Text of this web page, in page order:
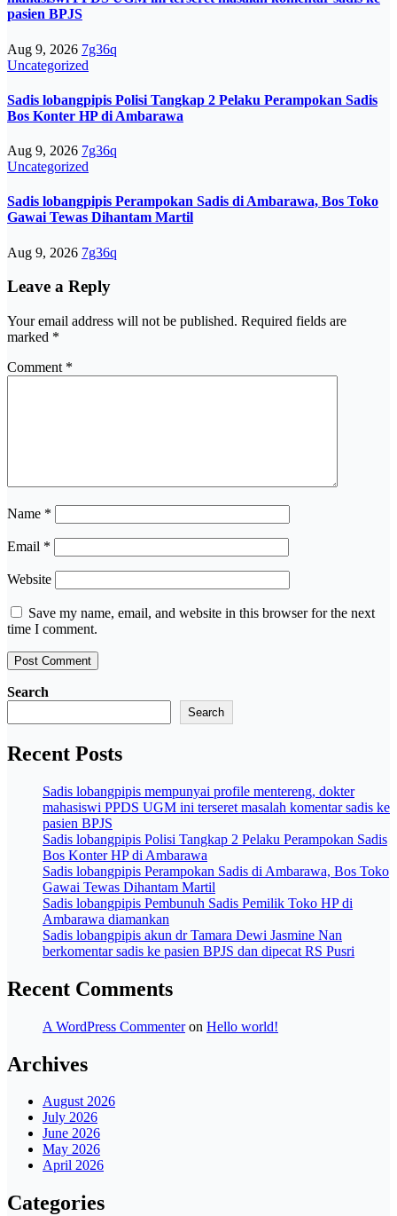
pasien BPJS
Aug 9, 2026 7g36q
Uncategorized
Sadis lobangpipis Polisi Tangkap 2 Pelaku Perampokan Sadis
Bos Konter HP di Ambarawa
Aug 9, 2026 7g36q
Uncategorized
Sadis lobangpipis Perampokan Sadis di Ambarawa, Bos Toko
Gawai Tewas Dihantam Martil
Aug 9, 2026 7g36q
Leave a Reply
Your email address will not be published. Required fields are
marked *
Comment *
Name *
Email *
Website
Save my name, email, and website in this browser for the next
time I comment.
Search
Search
Recent Posts
Sadis lobangpipis mempunyai profile mentereng, dokter
mahasiswi PPDS UGM ini terseret masalah komentar sadis ke
pasien BPJS
Sadis lobangpipis Polisi Tangkap 2 Pelaku Perampokan Sadis
Bos Konter HP di Ambarawa
Sadis lobangpipis Perampokan Sadis di Ambarawa, Bos Toko
Gawai Tewas Dihantam Martil
Sadis lobangpipis Pembunuh Sadis Pemilik Toko HP di
Ambarawa diamankan
Sadis lobangpipis akun dr Tamara Dewi Jasmine Nan
berkomentar sadis ke pasien BPJS dan dipecat RS Pusri
Recent Comments
A WordPress Commenteron Hello world!
Archives
August 2026
July 2026
June 2026
May 2026
April 2026
Categories